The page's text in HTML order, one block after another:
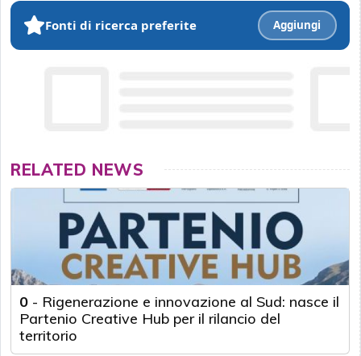
Fonti di ricerca preferite Aggiungi
RELATED NEWS
0 - Rigenerazione e innovazione al Sud: nasce il
Partenio Creative Hub per il rilancio del
territorio